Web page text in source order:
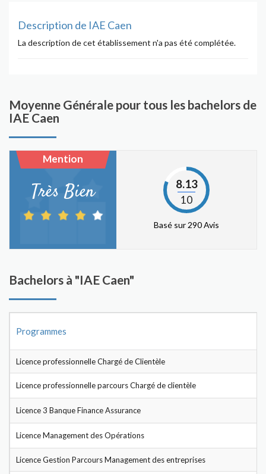
Description de IAE Caen
La description de cet établissement n'a pas été complétée.
Moyenne Générale pour tous les bachelors de
IAE Caen
Mention
Très Bien 8.13
10
Basé sur 290 Avis
Bachelors à "IAE Caen"
Programmes
Licence professionnelle Chargé de Clientèle
Licence professionnelle parcours Chargé de clientèle
Licence 3 Banque Finance Assurance
Licence Management des Opérations
Licence Gestion Parcours Management des entreprises